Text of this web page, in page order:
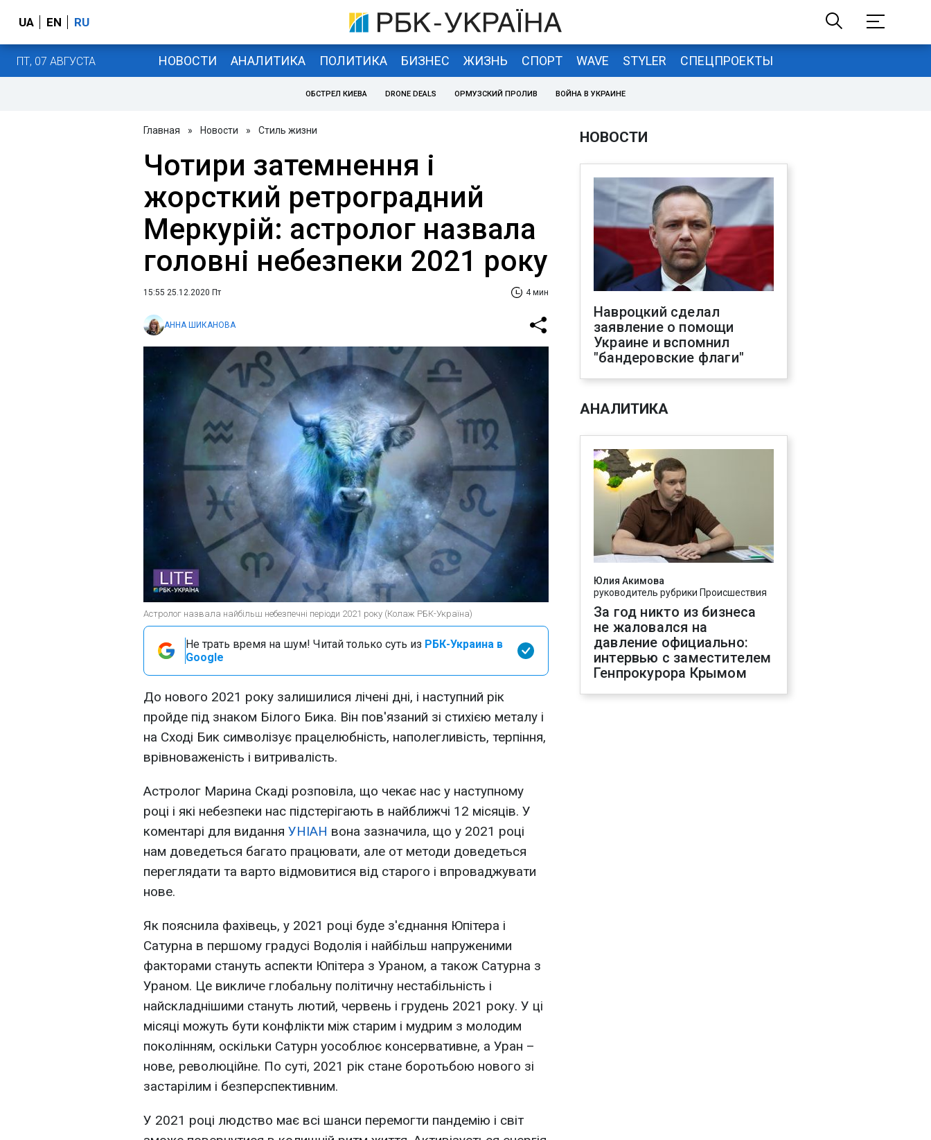
UA EN RU
ПТ, 07 АВГУСТА НОВОСТИ АНАЛИТИКА ПОЛИТИКА БИЗНЕС ЖИЗНЬ СПОРТ WAVE STYLER СПЕЦПРОЕКТЫ
ОБСТРЕЛ КИЕВА DRONE DEALS ОРМУЗСКИЙ ПРОЛИВ ВОЙНА В УКРАИНЕ
Главная » Новости » Стиль жизни
Чотири затемнення і
жорсткий ретроградний
Меркурій: астролог назвала
головні небезпеки 2021 року
15:55 25.12.2020 Пт 4 мин
АННА ШИКАНОВА
Астролог назвала найбільш небезпечні періоди 2021 року (Колаж РБК-Україна)
Не трать время на шум! Читай только суть из РБК-Украина в
Google
До нового 2021 року залишилися лічені дні, і наступний рік
пройде під знаком Білого Бика. Він пов'язаний зі стихією металу і
на Сході Бик символізує працелюбність, наполегливість, терпіння,
врівноваженість і витривалість.
Астролог Марина Скаді розповіла, що чекає нас у наступному
році і які небезпеки нас підстерігають в найближчі 12 місяців. У
коментарі для видання УНІАН вона зазначила, що у 2021 році
нам доведеться багато працювати, але от методи доведеться
переглядати та варто відмовитися від старого і впроваджувати
нове.
Як пояснила фахівець, у 2021 році буде з'єднання Юпітера і
Сатурна в першому градусі Водолія і найбільш напруженими
факторами стануть аспекти Юпітера з Ураном, а також Сатурна з
Ураном. Це викличе глобальну політичну нестабільність і
найскладнішими стануть лютий, червень і грудень 2021 року. У ці
місяці можуть бути конфлікти між старим і мудрим з молодим
поколінням, оскільки Сатурн уособлює консервативне, а Уран –
нове, революційне. По суті, 2021 рік стане боротьбою нового зі
застарілим і безперспективним.
У 2021 році людство має всі шанси перемогти пандемію і світ
НОВОСТИ
Навроцкий сделал
заявление о помощи
Украине и вспомнил
"бандеровские флаги"
АНАЛИТИКА
Юлия Акимова
руководитель рубрики Происшествия
За год никто из бизнеса
не жаловался на
давление официально:
интервью с заместителем
Генпрокурора Крымом